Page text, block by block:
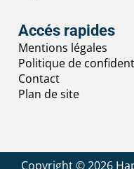
Accés rapides
Mentions légales
Politique de
Contact
Plan de site
Copyright © 2026